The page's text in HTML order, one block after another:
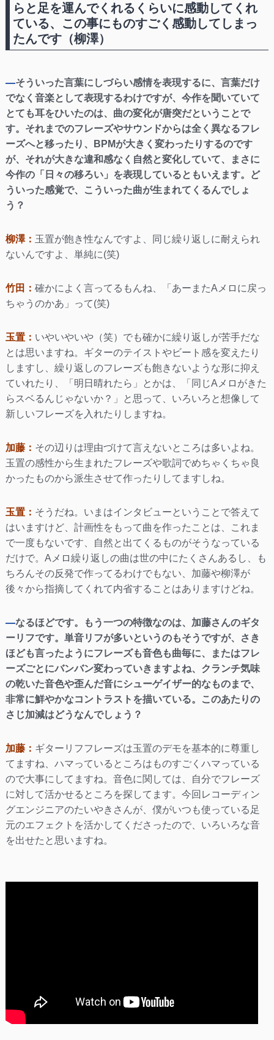
らと足を運んでくれるくらいに感動してくれ
ている、この事にものすごく感動してしまっ
たんです（柳澤）
—そういった言葉にしづらい感情を表現するに、言葉だけ
でなく音楽として表現するわけですが、今作を聞いていて
とても耳をひいたのは、曲の変化が唐突だということで
す。それまでのフレーズやサウンドからは全く異なるフレ
ーズへと移ったり、BPMが大きく変わったりするのです
が、それが大きな違和感なく自然と変化していて、まさに
今作の「日々の移ろい」を表現しているともいえます。ど
ういった感覚で、こういった曲が生まれてくるんでしょ
う？
柳澤： 玉置が飽き性なんですよ、同じ繰り返しに耐えられ
ないんですよ、単純に(笑)
竹田： 確かによく言ってるもんね、「あーまたAメロに戻っ
ちゃうのかあ」って(笑)
玉置： いやいやいや（笑）でも確かに繰り返しが苦手だな
とは思いますね。ギターのテイストやビート感を変えたり
しますし、繰り返しのフレーズも飽きないような形に抑え
ていれたり、「明日晴れたら」とかは、「同じAメロがきた
らスベるんじゃないか？」と思って、いろいろと想像して
新しいフレーズを入れたりしますね。
加藤： その辺りは理由づけて言えないところは多いよね。
玉置の感性から生まれたフレーズや歌詞でめちゃくちゃ良
かったものから派生させて作ったりしてますしね。
玉置： そうだね。いまはインタビューということで答えて
はいますけど、計画性をもって曲を作ったことは、これま
で一度もないです、自然と出てくるものがそうなっている
だけで。Aメロ繰り返しの曲は世の中にたくさんあるし、も
ちろんその反発で作ってるわけでもない、加藤や柳澤が
後々から指摘してくれて内省することはありますけどね。
—なるほどです。もう一つの特徴なのは、加藤さんのギタ
ーリフです。単音リフが多いというのもそうですが、さき
ほども言ったようにフレーズも音色も曲毎に、またはフレ
ーズごとにバンバン変わっていきますよね、クランチ気味
の乾いた音色や歪んだ音にシューゲイザー的なものまで、
非常に鮮やかなコントラストを描いている。このあたりの
さじ加減はどうなんでしょう？
加藤： ギターリフフレーズは玉置のデモを基本的に尊重し
てますね、ハマっているところはものすごくハマっている
ので大事にしてますね。音色に関しては、自分でフレーズ
に対して活かせるところを探してます。今回レコーディン
グエンジニアのたいやきさんが、僕がいつも使っている足
元のエフェクトを活かしてくださったので、いろいろな音
を出せたと思いますね。